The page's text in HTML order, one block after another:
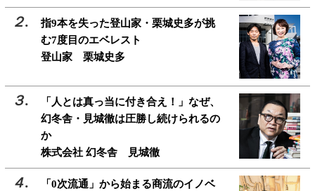
指9本を失った登山家・栗城史多が挑
む7度目のエベレスト
登山家 栗城史多
「人とは真っ当に付き合え！」なぜ、
幻冬舎・見城徹は圧勝し続けられるの
か
株式会社 幻冬舎 見城徹
「0次流通」から始まる商流のイノベ